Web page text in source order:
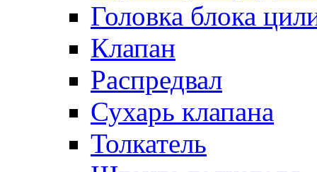
Головка блока
Клапан
Распредвал
Сухарь клапана
Толкатель